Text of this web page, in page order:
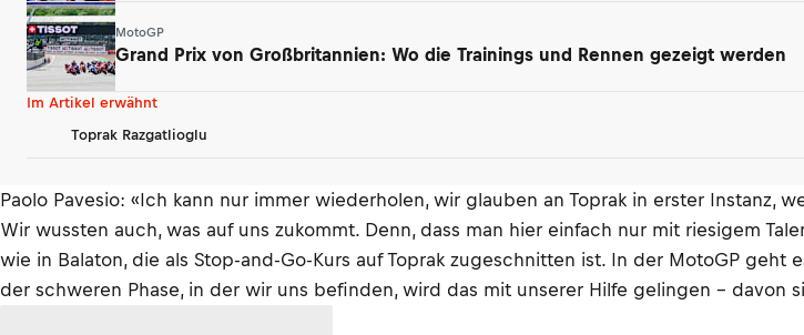
MotoGP
Grand Prix von Großbritannien: Wo die Trainings und Rennen gezeigt werden
Im Artikel erwähnt
Toprak Razgatlioglu
Paolo Pavesio: «Ich kann nur immer wiederholen, wir glauben an Toprak in erster Instanz,
Wir wussten auch, was auf uns zukommt. Denn, dass man hier einfach nur mit riesigem
wie in Balaton, die als Stop-and-Go-Kurs auf Toprak zugeschnitten ist. In der MotoGP
der schweren Phase, in der wir uns befinden, wird das mit unserer Hilfe gelingen – davon